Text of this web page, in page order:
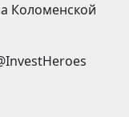
Коломенской